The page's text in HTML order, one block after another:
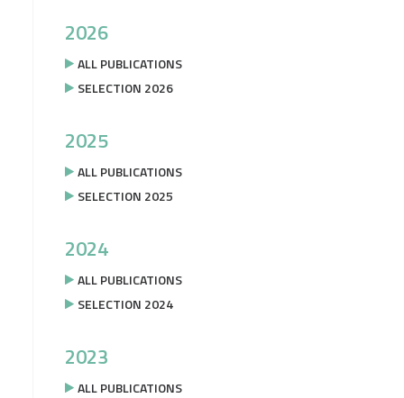
2026
ALL PUBLICATIONS
SELECTION 2026
2025
ALL PUBLICATIONS
SELECTION 2025
2024
ALL PUBLICATIONS
SELECTION 2024
2023
ALL PUBLICATIONS